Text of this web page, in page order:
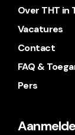
Over THT in
Vacatures
Contact
FAQ &
Pers